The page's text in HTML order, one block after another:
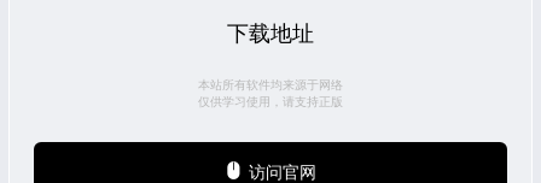
下载地址
本站所有软件均来源于网络
仅供学习使用，请支持正版
访问官网